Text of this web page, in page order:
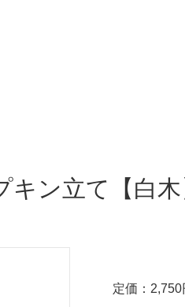
ン立て【白木
定価： 2,750